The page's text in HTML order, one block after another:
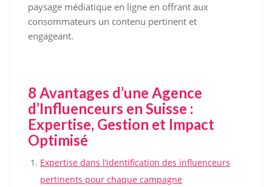
paysage médiatique en ligne en offrant aux
consommateurs un contenu pertinent et
engageant.
8 Avantages d’une Agence
d’Influenceurs en Suisse :
Expertise, Gestion et Impact
Optimisé
Expertise dans l’identification des influenceurs
pertinents pour chaque campagne